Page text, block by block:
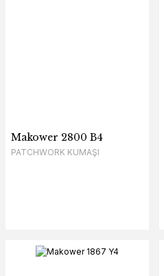
Makower 2800 B4
PATCHWORK KUMAŞI